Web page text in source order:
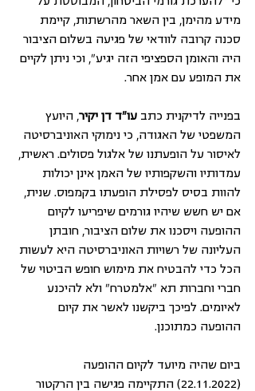
מידע מהימן, בין השאר מהרשתות, קיימת
סכנה קרובה לוודאי של פגיעה בשלום הציבור
היה והאומן הספציפי הזה יגיע", וכי ניתן לקיים
את המופע עם אמן אחר.
בפנייה לדיקנית כתב עו"ד דן יקיר, היועץ
המשפטי של האגודה, כי נימוקי האוניברסיטה
לאיסור על הופעתנו של אלגול פסולים. ראשית,
עמדותיו והשקפותיו של האמן אינן יכולות
להוות בסיס לפסילת הופעתו בקמפוס. שנית,
אם יש חשש שיהיו גורמים שיפריעו לקיום
ההופעה ויסכנו את שלום הציבור, חובתן
העליונה של רשויות האוניברסיטה היא לעשות
הכל כדי להבטיח את מימוש חופש הביטוי של
חברי וחברות תא "אלמטרח" ולא להיכנע
לאיומים. לפיכך ביקשנו לאשר את קיום
ההופעה כמתוכנן.
ביום שהיה מיועד לקיום ההופעה
(22.11.2022) התקיימה פגישה בין הרקטור